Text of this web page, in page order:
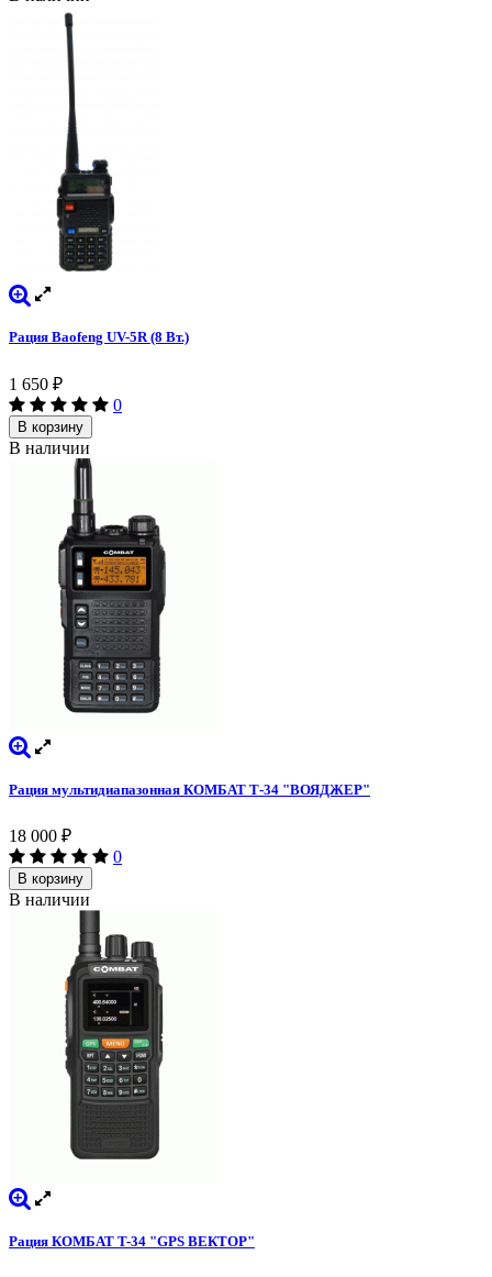
Рация Baofeng UV-5R (8 Вт.)
1 650 ₽
0
В корзину
В наличии
Рация мультидиапазонная КОМБАТ Т-34 "ВОЯДЖЕР"
18 000 ₽
0
В корзину
В наличии
Рация КОМБАТ T-34 "GPS ВЕКТОР"